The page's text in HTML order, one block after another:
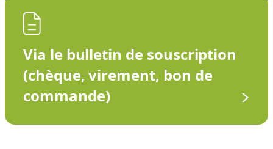
Via le bulletin de souscription
(chèque, virement, bon de
commande)